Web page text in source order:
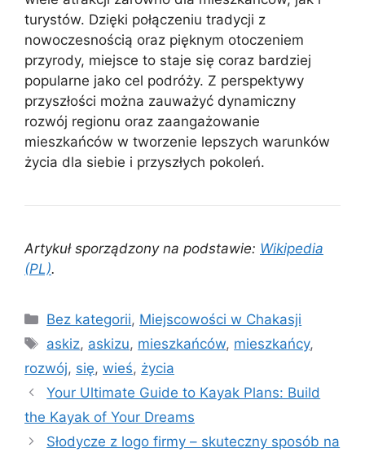
turystów. Dzięki połączeniu tradycji z
nowoczesnością oraz pięknym otoczeniem
przyrody, miejsce to staje się coraz bardziej
popularne jako cel podróży. Z perspektywy
przyszłości można zauważyć dynamiczny
rozwój regionu oraz zaangażowanie
mieszkańców w tworzenie lepszych warunków
życia dla siebie i przyszłych pokoleń.
Artykuł sporządzony na podstawie: Wikipedia
(PL).
Kategorie
Bez kategorii, Miejscowości w Chakasji
Tagi
askiz, askizu, mieszkańców, mieszkańcy,
rozwój, się, wieś, życia
Your Ultimate Guide to Kayak Plans: Build
the Kayak of Your Dreams
Słodycze z logo firmy – skuteczny sposób na